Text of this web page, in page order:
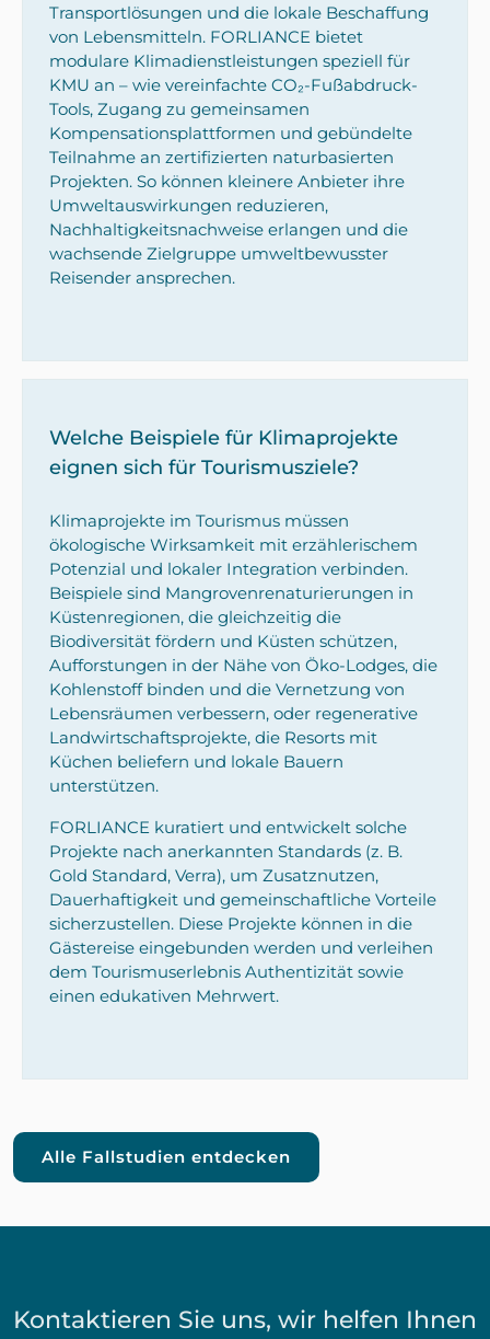
Transportlösungen und die lokale Beschaffung
von Lebensmitteln. FORLIANCE bietet
modulare Klimadienstleistungen speziell für
KMU an – wie vereinfachte CO₂-Fußabdruck-
Tools, Zugang zu gemeinsamen
Kompensationsplattformen und gebündelte
Teilnahme an zertifizierten naturbasierten
Projekten. So können kleinere Anbieter ihre
Umweltauswirkungen reduzieren,
Nachhaltigkeitsnachweise erlangen und die
wachsende Zielgruppe umweltbewusster
Reisender ansprechen.
Welche Beispiele für Klimaprojekte
eignen sich für Tourismusziele?
Klimaprojekte im Tourismus müssen
ökologische Wirksamkeit mit erzählerischem
Potenzial und lokaler Integration verbinden.
Beispiele sind Mangrovenrenaturierungen in
Küstenregionen, die gleichzeitig die
Biodiversität fördern und Küsten schützen,
Aufforstungen in der Nähe von Öko-Lodges, die
Kohlenstoff binden und die Vernetzung von
Lebensräumen verbessern, oder regenerative
Landwirtschaftsprojekte, die Resorts mit
Küchen beliefern und lokale Bauern
unterstützen.
FORLIANCE kuratiert und entwickelt solche
Projekte nach anerkannten Standards (z. B.
Gold Standard, Verra), um Zusatznutzen,
Dauerhaftigkeit und gemeinschaftliche Vorteile
sicherzustellen. Diese Projekte können in die
Gästereise eingebunden werden und verleihen
dem Tourismuserlebnis Authentizität sowie
einen edukativen Mehrwert.
Alle Fallstudien entdecken
Kontaktieren Sie uns, wir helfen Ihnen